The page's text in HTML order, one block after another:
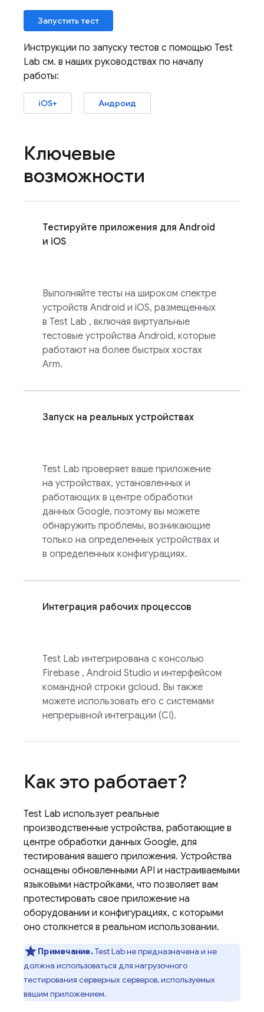
Запустить тест
Инструкции по запуску тестов с помощью Test
Lab см. в наших руководствах по началу
работы:
iOS+ Андроид
Ключевые
возможности
Тестируйте приложения для Android
и iOS
Выполняйте тесты на широком спектре
устройств Android и iOS, размещенных
в Test Lab , включая виртуальные
тестовые устройства Android, которые
работают на более быстрых хостах
Arm.
Запуск на реальных устройствах
Test Lab проверяет ваше приложение
на устройствах, установленных и
работающих в центре обработки
данных Google, поэтому вы можете
обнаружить проблемы, возникающие
только на определенных устройствах и
в определенных конфигурациях.
Интеграция рабочих процессов
Test Lab интегрирована с консолью
Firebase , Android Studio и интерфейсом
командной строки gcloud. Вы также
можете использовать его с системами
непрерывной интеграции (CI).
Как это работает?
Test Lab использует реальные
производственные устройства, работающие в
центре обработки данных Google, для
тестирования вашего приложения. Устройства
оснащены обновленными API и настраиваемыми
языковыми настройками, что позволяет вам
протестировать свое приложение на
оборудовании и конфигурациях, с которыми
оно столкнется в реальном использовании.
Примечание.Test Labне предназначена и не
должна использоваться для нагрузочного
тестирования серверных серверов, используемых
вашим приложением.